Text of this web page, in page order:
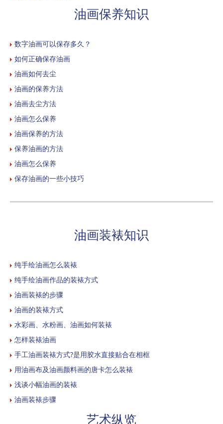
油画保养知识
数字油画可以保存多久？
如何正确保存油画
油画如何去尘
油画的保养方法
油画去尘方法
油画怎么保养
油画保养的方法
保养油画的方法
油画怎么保养
保存油画的一些小技巧
油画装裱知识
纯手绘油画怎么装裱
纯手绘油画作品的装裱方式
油画装裱的步骤
油画的装裱方式
水彩画、水粉画、油画如何装裱
怎样装裱油画
手工油画装裱方式?是用胶水直接贴合在相框
用油画布及油画颜料画的唐卡怎么装裱
浅谈小幅油画的装裱
油画装裱步骤
艺术纵览